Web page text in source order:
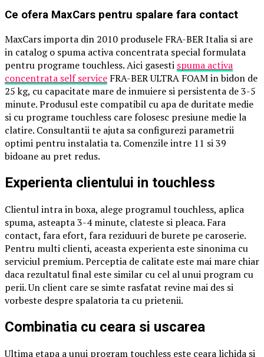
Ce ofera MaxCars pentru spalare fara contact
MaxCars importa din 2010 produsele FRA-BER Italia si are
in catalog o spuma activa concentrata special formulata
pentru programe touchless. Aici gasesti spuma activa
concentrata self service FRA-BER ULTRA FOAM in bidon de
25 kg, cu capacitate mare de inmuiere si persistenta de 3-5
minute. Produsul este compatibil cu apa de duritate medie
si cu programe touchless care folosesc presiune medie la
clatire. Consultantii te ajuta sa configurezi parametrii
optimi pentru instalatia ta. Comenzile intre 11 si 39
bidoane au pret redus.
Experienta clientului in touchless
Clientul intra in boxa, alege programul touchless, aplica
spuma, asteapta 3-4 minute, clateste si pleaca. Fara
contact, fara efort, fara reziduuri de burete pe caroserie.
Pentru multi clienti, aceasta experienta este sinonima cu
serviciul premium. Perceptia de calitate este mai mare chiar
daca rezultatul final este similar cu cel al unui program cu
perii. Un client care se simte rasfatat revine mai des si
vorbeste despre spalatoria ta cu prietenii.
Combinatia cu ceara si uscarea
Ultima etapa a unui program touchless este ceara lichida si